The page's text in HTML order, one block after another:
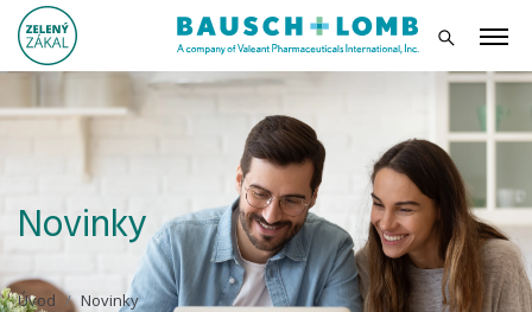
Novinky
Úvod Novinky